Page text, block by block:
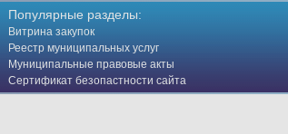
Популярные разделы:
Витрина закупок
Реестр муниципальных услуг
Муниципальные правовые акты
Сертификат безопастности сайта
(HTTPS)